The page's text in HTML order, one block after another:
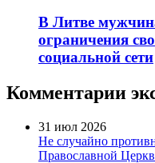
В Литве
ограничения
социальной сети
Комментарии
31 июл 2026
Не случайно
Православной